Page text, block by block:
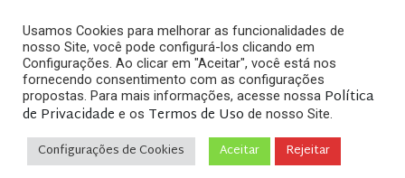
Arquivos
Home»Posts tagged "Advogado especialista em
Usamos Cookies para melhorar as funcionalidades de
nosso Site, você pode configurá-los clicando em
Configurações. Ao clicar em "Aceitar", você está nos
fornecendo consentimento com as configurações
propostas. Para mais informações, acesse nossa Política
de Privacidade e os Termos de Uso de nosso Site.
Configurações de Cookies Aceitar Rejeitar